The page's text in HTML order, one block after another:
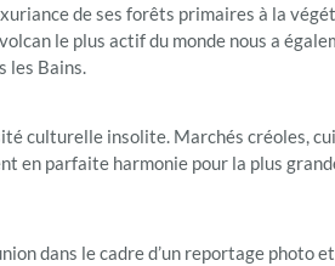
de ses forêts primaires à la
le plus actif du monde nous a
les Bains.
culturelle insolite. Marchés créoles,
en parfaite harmonie pour la plus
dans le cadre d’un reportage photo